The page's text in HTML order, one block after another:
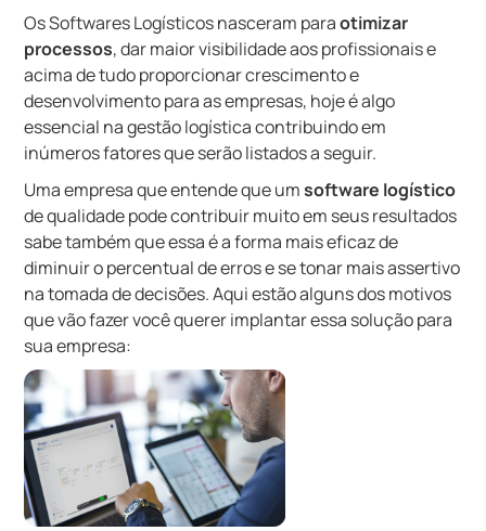
Os Softwares Logísticos nasceram paraotimizar
processos, dar maior visibilidade aos profissionais e
acima de tudo proporcionar crescimento e
desenvolvimento para as empresas, hoje é algo
essencial na gestão logística contribuindo em
inúmeros fatores que serão listados a seguir.
Uma empresa que entende que umsoftware logístico
de qualidade pode contribuir muito em seus resultados
sabe também que essa é a forma mais eficaz de
diminuir o percentual de erros e se tonar mais assertivo
na tomada de decisões. Aqui estão alguns dos motivos
que vão fazer você querer implantar essa solução para
sua empresa: